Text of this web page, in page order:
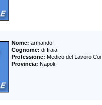
Nome armando
Cognome di fraia
Professione Medico del Lavoro
Provincia Napoli